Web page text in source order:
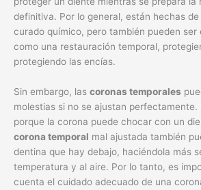
definitiva. Por lo general, están hechas
curado químico, pero también pueden ser
como una restauración temporal,
protegiendo las encías.
Sin embargo, las coronas temporales
molestias si no se ajustan perfectamente.
porque la corona puede chocar con un
corona temporal mal ajustada también
dentina que hay debajo, haciéndola más
temperatura y al aire. Por lo tanto, es
cuenta el cuidado adecuado de una